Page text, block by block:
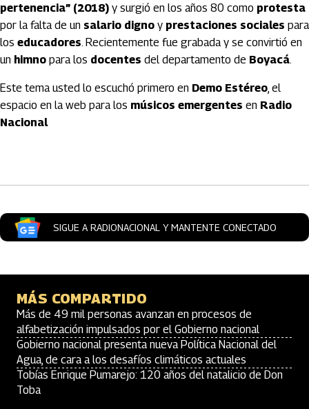
pertenencia” (2018) y surgió en los años 80 como protesta
por la falta de un salario digno y prestaciones sociales para
los educadores. Recientemente fue grabada y se convirtió en
un himno para los docentes del departamento de Boyacá.
Este tema usted lo escuchó primero en Demo Estéreo, el
espacio en la web para los músicos emergentes en Radio
Nacional
SIGUE A RADIONACIONAL Y MANTENTE CONECTADO
MÁS COMPARTIDO
Más de 49 mil personas avanzan en procesos de
alfabetización impulsados por el Gobierno nacional
Gobierno nacional presenta nueva Política Nacional del
Agua, de cara a los desafíos climáticos actuales
Tobías Enrique Pumarejo: 120 años del natalicio de Don
Toba